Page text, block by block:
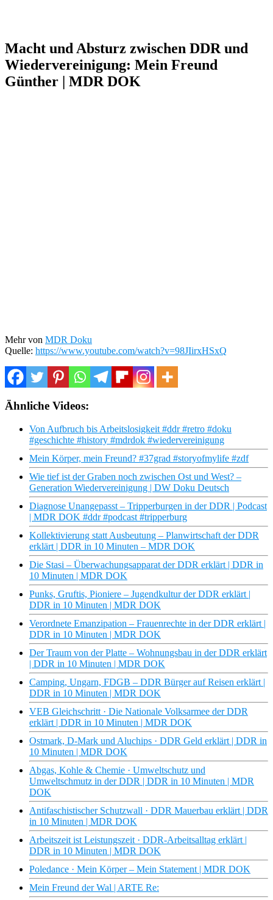
Macht und Absturz zwischen DDR und
Wiedervereinigung: Mein Freund
Günther | MDR DOK
Mehr von MDR Doku
Quelle: https://www.youtube.com/watch?v=98JIirxHSxQ
Ähnliche Videos:
Von Aufbruch bis Arbeitslosigkeit #ddr #retro #doku
#geschichte #history #mdrdok #wiedervereinigung
Mein Körper, mein Freund? #37grad #storyofmylife #zdf
Wie tief ist der Graben noch zwischen Ost und West? –
Generation Wiedervereinigung | DW Doku Deutsch
Diagnose Unangepasst – Tripperburgen in der DDR | Podcast
| MDR DOK #ddr #podcast #tripperburg
Kollektivierung statt Ausbeutung – Planwirtschaft der DDR
erklärt | DDR in 10 Minuten – MDR DOK
Die Stasi – Überwachungsapparat der DDR erklärt | DDR in
10 Minuten | MDR DOK
Punks, Gruftis, Pioniere – Jugendkultur der DDR erklärt |
DDR in 10 Minuten | MDR DOK
Verordnete Emanzipation – Frauenrechte in der DDR erklärt |
DDR in 10 Minuten | MDR DOK
Der Traum von der Platte – Wohnungsbau in der DDR erklärt
| DDR in 10 Minuten | MDR DOK
Camping, Ungarn, FDGB – DDR Bürger auf Reisen erklärt |
DDR in 10 Minuten | MDR DOK
VEB Gleichschritt · Die Nationale Volksarmee der DDR
erklärt | DDR in 10 Minuten | MDR DOK
Ostmark, D-Mark und Aluchips · DDR Geld erklärt | DDR in
10 Minuten | MDR DOK
Abgas, Kohle & Chemie · Umweltschutz und
Umweltschmutz in der DDR | DDR in 10 Minuten | MDR
DOK
Antifaschistischer Schutzwall · DDR Mauerbau erklärt | DDR
in 10 Minuten | MDR DOK
Arbeitszeit ist Leistungszeit · DDR-Arbeitsalltag erklärt |
DDR in 10 Minuten | MDR DOK
Poledance · Mein Körper – Mein Statement | MDR DOK
Mein Freund der Wal | ARTE Re: